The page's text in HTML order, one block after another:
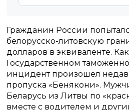
Гражданин России
белорусско-литовскую
долларов в эквиваленте.
Государственном
инцидент произошел
пропуска «Бенякони».
Беларусь из Литвы по
вместе с водителем и